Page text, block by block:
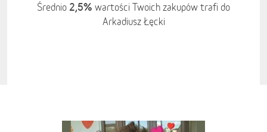
Średnio 2,5% wartości Twoich zakupów trafi do
Arkadiusz Łęcki